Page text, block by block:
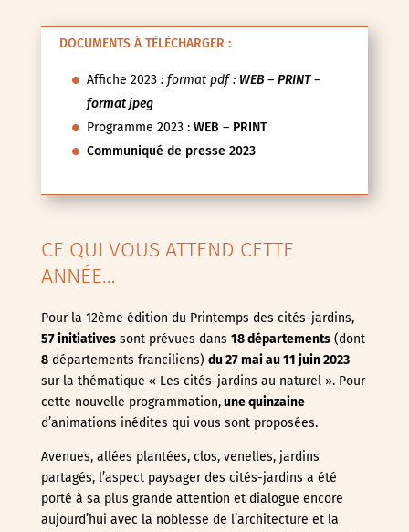
DOCUMENTS À TÉLÉCHARGER :
Affiche 2023: format pdf : WEB– PRINT–
format jpeg
Programme 2023 : WEB – PRINT
Communiqué de presse 2023
CE QUI VOUS ATTEND CETTE
ANNÉE…
Pour la 12ème édition du Printemps des cités-jardins,
57 initiativessont prévues dans 18 départements(dont
8départements franciliens) du 27 mai au 11 juin2023
sur la thématique « Les cités-jardins au naturel ». Pour
cette nouvelle programmation,une quinzaine
d’animations inédites qui vous sont proposées.
Avenues, allées plantées, clos, venelles, jardins
partagés, l’aspect paysager des cités-jardins a été
porté à sa plus grande attention et dialogue encore
aujourd’hui avec la noblesse de l’architecture et la